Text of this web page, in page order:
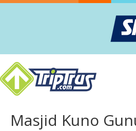
Masjid Kuno